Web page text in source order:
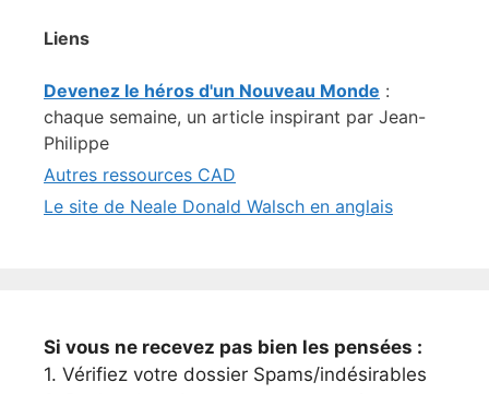
Liens
Devenez le héros d'un Nouveau Monde :
chaque semaine, un article inspirant par Jean-
Philippe
Autres ressources CAD
Le site de Neale Donald Walsch en anglais
Si vous ne recevez pas bien les pensées :
1. Vérifiez votre dossier Spams/indésirables